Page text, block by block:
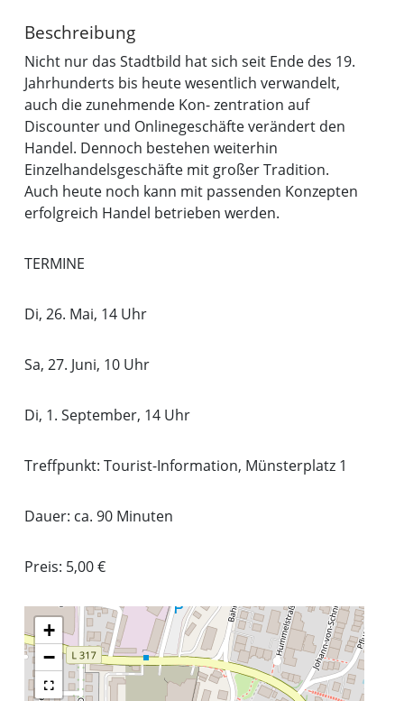
Beschreibung
Nicht nur das Stadtbild hat sich seit Ende des 19.
Jahrhunderts bis heute wesentlich verwandelt,
auch die zunehmende Kon- zentration auf
Discounter und Onlinegeschäfte verändert den
Handel. Dennoch bestehen weiterhin
Einzelhandelsgeschäfte mit großer Tradition.
Auch heute noch kann mit passenden Konzepten
erfolgreich Handel betrieben werden.
TERMINE
Di, 26. Mai, 14 Uhr
Sa, 27. Juni, 10 Uhr
Di, 1. September, 14 Uhr
Treffpunkt: Tourist-Information, Münsterplatz 1
Dauer: ca. 90 Minuten
Preis: 5,00 €
+
−